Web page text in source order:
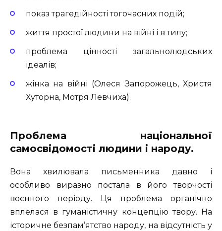
показ трагедійності тогочасних подій;
життя простої людини на війні і в тилу;
проблема цінності загальнолюдських
ідеалів;
жінка на війні (Олеся Запорожець, Христя
Хуторна, Мотря Левчиха).
Проблема національної
самосвідомості людини і народу.
Вона хвилювала письменника давно і
особливо виразно постала в його творчості
воєнного періоду. Ця проблема органічно
вплелася в гуманістичну концепцію твору. На
історичне безпам’ятство народу, на відсутність у